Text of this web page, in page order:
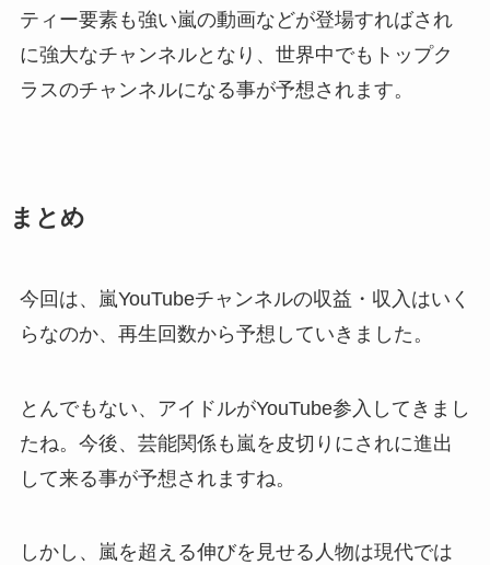
ティー要素も強い嵐の動画などが登場すればされ
に強大なチャンネルとなり、世界中でもトップク
ラスのチャンネルになる事が予想されます。
まとめ
今回は、嵐YouTubeチャンネルの収益・収入はいく
らなのか、再生回数から予想していきました。
とんでもない、アイドルがYouTube参入してきまし
たね。今後、芸能関係も嵐を皮切りにされに進出
して来る事が予想されますね。
しかし、嵐を超える伸びを見せる人物は現代では